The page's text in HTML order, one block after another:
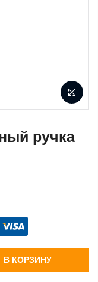
ручка
В КОРЗИНУ